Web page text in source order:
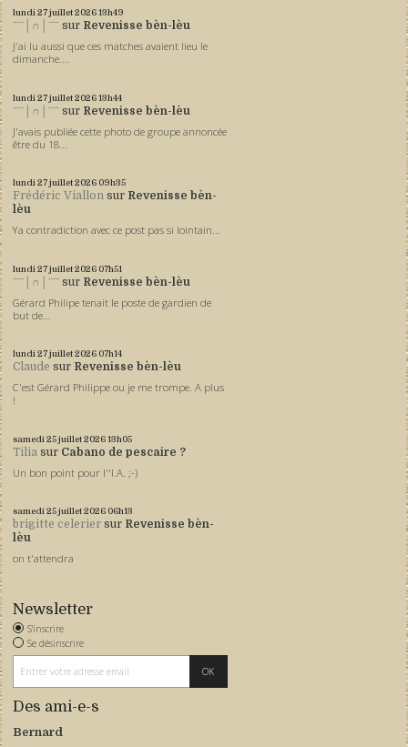
lundi 27juillet 202613h49
ˉˉˉ│∩│ˉˉˉ sur Revenisse bèn-lèu
J'ai lu aussi que ces matches avaient lieu le
dimanche....
lundi 27juillet 202613h44
ˉˉˉ│∩│ˉˉˉ sur Revenisse bèn-lèu
J'avais publiée cette photo de groupe annoncée
être du 18...
lundi 27juillet 2026 09h35
Frédéric Viallon sur Revenisse bèn-
lèu
Ya contradiction avec ce post pas si lointain...
lundi 27juillet 2026 07h51
ˉˉˉ│∩│ˉˉˉ sur Revenisse bèn-lèu
Gérard Philipe tenait le poste de gardien de
but de...
lundi 27juillet 2026 07h14
Claude sur Revenisse bèn-lèu
C'est Gérard Philippe ou je me trompe. A plus
!
samedi 25juillet 202613h05
Tilia sur Cabano de pescaire ?
Un bon point pour l''I.A. ;-)
samedi 25juillet 2026 06h13
brigitte celerier sur Revenisse bèn-
lèu
on t'attendra
Newsletter
S'inscrire
Se désinscrire
Des ami-e-s
Bernard